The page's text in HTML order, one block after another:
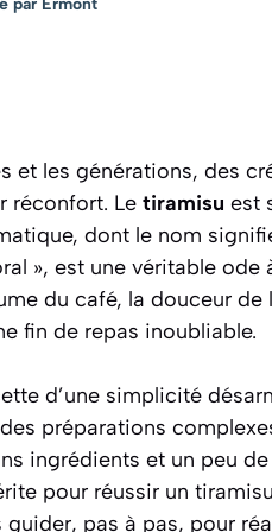
par Ermont
et les générations, des
réconfort. Le tiramisu est
dont le nom
», est une véritable ode
du café, la douceur de
fin de repas inoubliable.
d’une simplicité
préparations
ingrédients et un peu
pour réussir un
pas à pas, pour